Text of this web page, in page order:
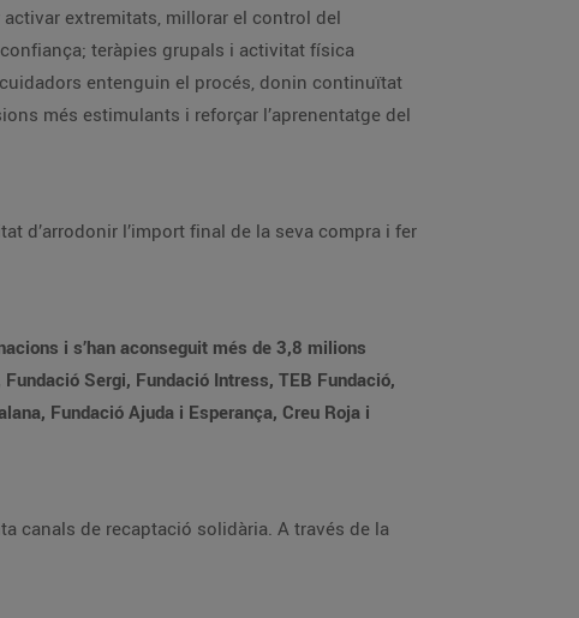
extremitats, millorar el control del
teràpies grupals i activitat física
entenguin el procés, donin continuïtat
més estimulants i reforçar l’aprenentatge del
d’arrodonir l’import final de la seva compra i fer
i s’han aconseguit més de 3,8 milions
Sergi, Fundació Intress, TEB Fundació,
Fundació Ajuda i Esperança, Creu Roja i
canals de recaptació solidària. A través de la